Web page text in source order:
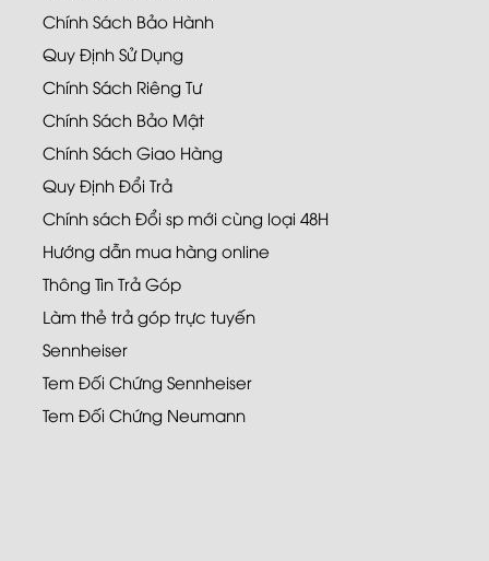
Chính Sách Bảo Hành
Quy Định Sử Dụng
Chính Sách Riêng Tư
Chính Sách Bảo Mật
Chính Sách Giao Hàng
Quy Định Đổi Trả
Chính sách Đổi sp mới cùng loại 48H
Hướng dẫn mua hàng online
Thông Tin Trả Góp
Làm thẻ trả góp trực tuyến
Sennheiser
Tem Đối Chứng Sennheiser
Tem Đối Chứng Neumann